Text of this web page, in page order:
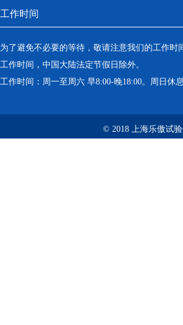
工作时间
为了避免不必要的等待，敬请注意我们的工作时
工作时间，中国大陆法定节假日除外。
工作时间：周一至周六 早8:00-晚18:00。周日休息
© 2018 上海乐傲试